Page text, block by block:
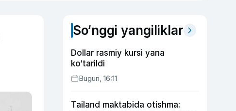
So‘nggi yangiliklar
Dollar rasmiy kursi yana
ko‘tarildi
Bugun, 16:11
Tailand maktabida otishma: